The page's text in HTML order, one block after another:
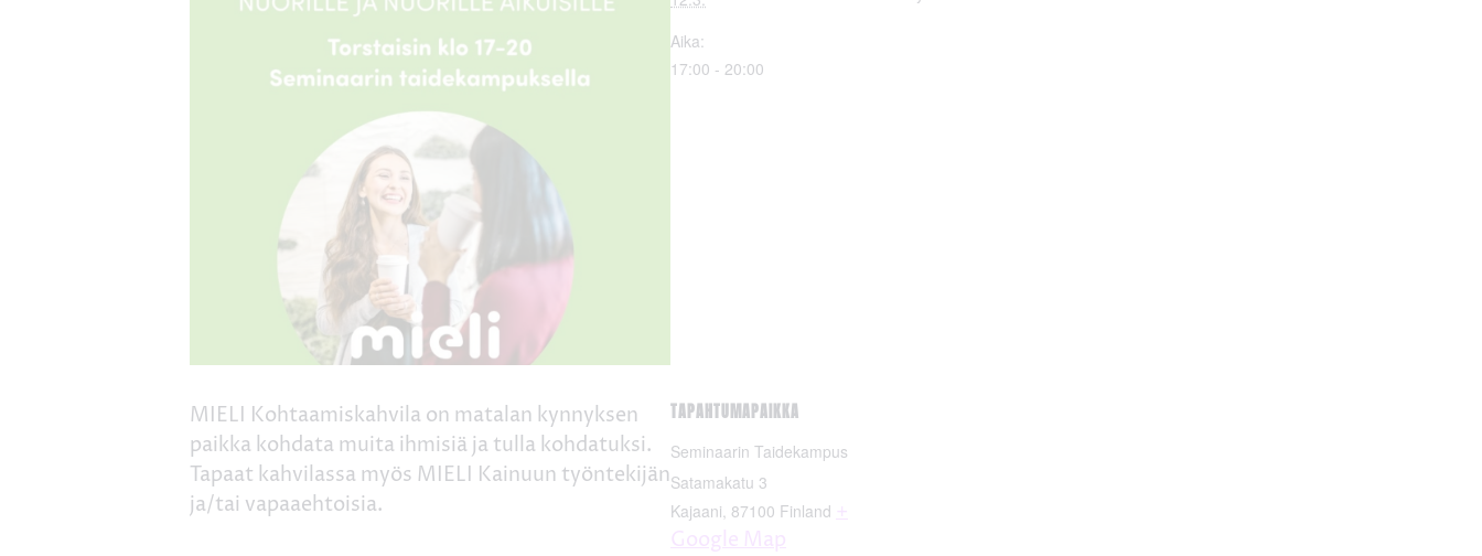
MIELI Kohtaamiskahvila on matalan kynnyksen
paikka kohdata muita ihmisiä ja tulla kohdatuksi.
Tapaat kahvilassa myös MIELI Kainuun työntekijän
ja/tai vapaaehtoisia.
Aika:
17:00 - 20:00
TAPAHTUMAPAIKKA
Seminaarin Taidekampus
Satamakatu 3
Kajaani, 87100 Finland +
Google Map